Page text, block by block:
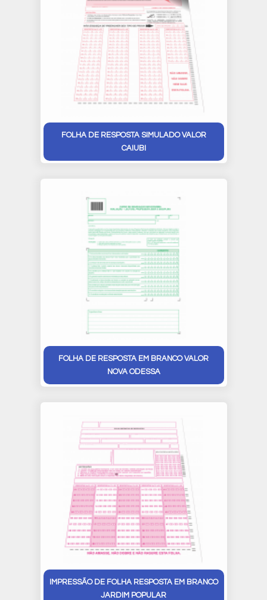
FOLHA DE RESPOSTA SIMULADO VALOR
CAIUBI
FOLHA DE RESPOSTA EM BRANCO VALOR
NOVA ODESSA
IMPRESSÃO DE FOLHA RESPOSTA EM BRANCO
JARDIM POPULAR